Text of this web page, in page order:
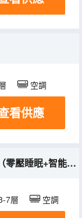
空調
看供應
清音幽韻大床房（零壓睡眠+智能客控+智能馬桶）
7層 空調